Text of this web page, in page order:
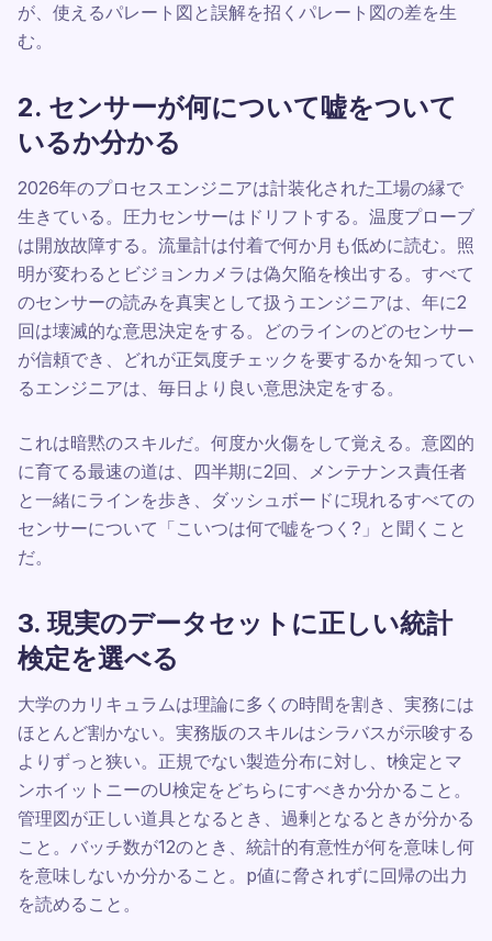
が、使えるパレート図と誤解を招くパレート図の差を生
む。
2. センサーが何について嘘をついて
いるか分かる
2026年のプロセスエンジニアは計装化された工場の縁で
生きている。圧力センサーはドリフトする。温度プローブ
は開放故障する。流量計は付着で何か月も低めに読む。照
明が変わるとビジョンカメラは偽欠陥を検出する。すべて
のセンサーの読みを真実として扱うエンジニアは、年に2
回は壊滅的な意思決定をする。どのラインのどのセンサー
が信頼でき、どれが正気度チェックを要するかを知ってい
るエンジニアは、毎日より良い意思決定をする。
これは暗黙のスキルだ。何度か火傷をして覚える。意図的
に育てる最速の道は、四半期に2回、メンテナンス責任者
と一緒にラインを歩き、ダッシュボードに現れるすべての
センサーについて「こいつは何で嘘をつく?」と聞くこと
だ。
3. 現実のデータセットに正しい統計
検定を選べる
大学のカリキュラムは理論に多くの時間を割き、実務には
ほとんど割かない。実務版のスキルはシラバスが示唆する
よりずっと狭い。正規でない製造分布に対し、t検定とマ
ンホイットニーのU検定をどちらにすべきか分かること。
管理図が正しい道具となるとき、過剰となるときが分かる
こと。バッチ数が12のとき、統計的有意性が何を意味し何
を意味しないか分かること。p値に脅されずに回帰の出力
を読めること。